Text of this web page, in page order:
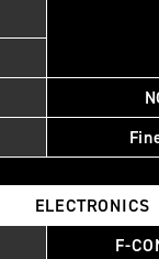
ELECTRONICS
F-